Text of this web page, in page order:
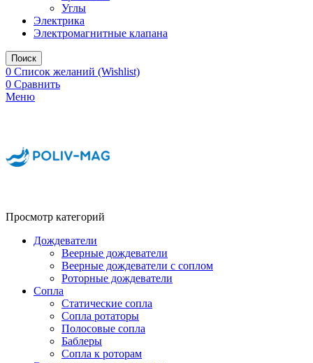
Углы
Электрика
Электромагнитные клапана
Поиск
0 Список желаний (Wishlist)
0 Сравнить
Меню
Просмотр категорий
Дождеватели
Веерные дождеватели
Веерные дождеватели с соплом
Роторные дождеватели
Сопла
Статические сопла
Сопла ротаторы
Полосовые сопла
Баблеры
Сопла к роторам